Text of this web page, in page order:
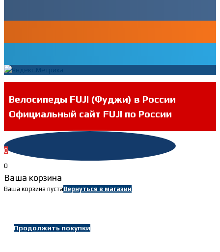
Велосипеды FUJI (Фуджи) в России
Официальный сайт FUJI по России
0
0
Ваша корзина
Ваша корзина пустаВернуться в магазин
Продолжить покупки